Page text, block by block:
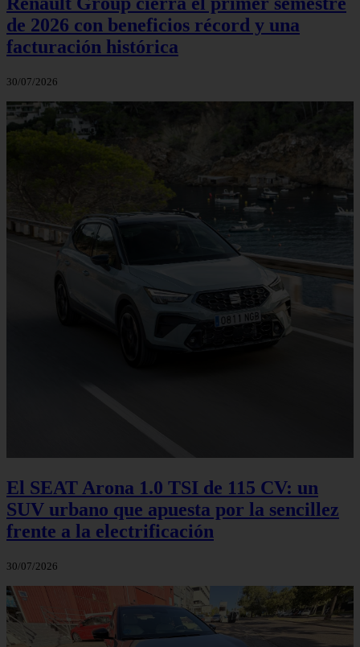
de 2026 con beneficios récord y una
facturación histórica
30/07/2026
El SEAT Arona 1.0 TSI de 115 CV: un
SUV urbano que apuesta por la sencillez
frente a la electrificación
30/07/2026